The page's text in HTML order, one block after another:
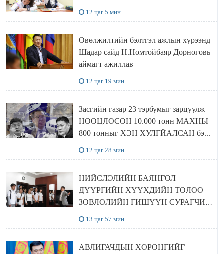
12 цаг 5 мин
Өвөлжилтийн бэлтгэл ажлын хүрээнд
Шадар сайд Н.Номтойбаяр Дорноговь
аймагт ажиллав
12 цаг 19 мин
Засгийн газар 23 тэрбумыг зарцуулж
НӨӨЦЛӨСӨН 10.000 тонн МАХНЫ
800 тонныг ХЭН ХУЛГЙАЛСАН бэ...
12 цаг 28 мин
НИЙСЛЭЛИЙН БАЯНГОЛ
ДҮҮРГИЙН ХҮҮХДИЙН ТӨЛӨӨ
ЗӨВЛӨЛИЙН ГИШҮҮН СУРАГЧИД
13 цаг 57 мин
АВЛИГАЧДЫН ХӨРӨНГИЙГ